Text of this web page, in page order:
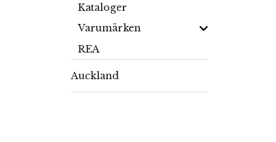
Kataloger
Varumärken
REA
Auckland